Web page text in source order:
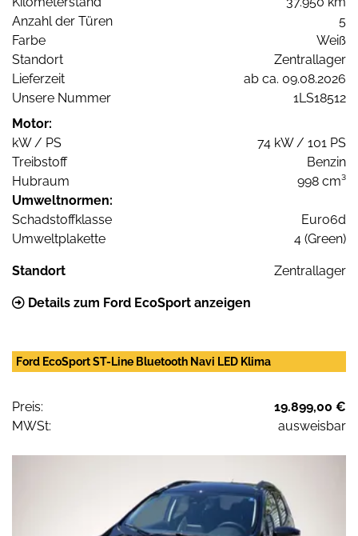
Anzahl der Türen
5
Farbe
Weiß
Standort
Zentrallager
Lieferzeit
ab ca. 09.08.2026
Unsere Nummer
1LS18512
Motor:
kW / PS
74 kW / 101 PS
Treibstoff
Benzin
Hubraum
998 cm³
Umweltnormen:
Schadstoffklasse
Euro6d
Umweltplakette
4 (Green)
Standort Zentrallager
Details zum Ford EcoSport anzeigen
Ford EcoSport ST-Line Bluetooth Navi LED Klima
Preis:
19.899,00 €
MWSt:
ausweisbar